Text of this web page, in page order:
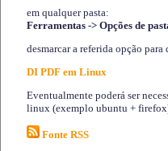
em qualquer pasta:
Ferramentas -> Opções de
desmarcar a referida opção
DI PDF em Linux
Eventualmente poderá ser
linux (exemplo ubuntu +
Fonte RSS